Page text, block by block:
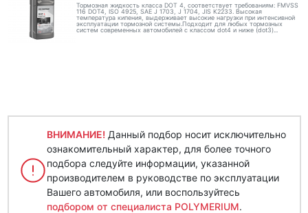
Тормозная жидкость класса DOT 4, соответствует требованиям: FMVSS
116 DOT4, ISO 4925, SAE J 1703, J 1704, JIS K2233. Высокая
температура кипения, выдерживает высокие нагрузки при интенсивной
эксплуатации тормозной системы.Подходит для любых тормозных
систем современных автомобилей с классом dot4 и ниже (dot3)...
ВНИМАНИЕ! Данный подбор носит исключительно
ознакомительный характер, для более точного
подбора следуйте информации, указанной
производителем в руководстве по эксплуатации
Вашего автомобиля, или воспользуйтесь
подбором от специалиста POLYMERIUM.